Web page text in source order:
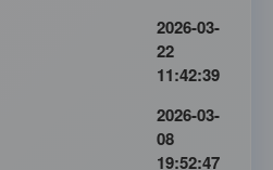
2026-03-
22
11:42:39
2026-03-
08
19:52:47